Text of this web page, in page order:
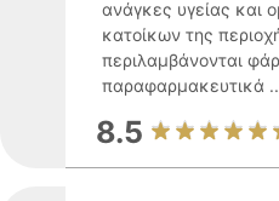
ανάγκες υγείας και
κατοίκων της
περιλαμβάνονται
παραφαρμακευτικά
8.5